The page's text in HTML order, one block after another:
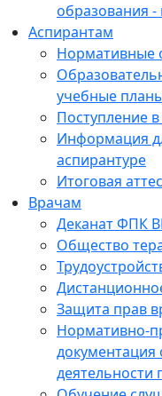
образования
Аспирантам
Нормативные
учебные
Поступление
Информация
аспирантуре
Итоговая
Врачам
Деканат ФПК
Общество
Защита прав
Нормативно-
документация